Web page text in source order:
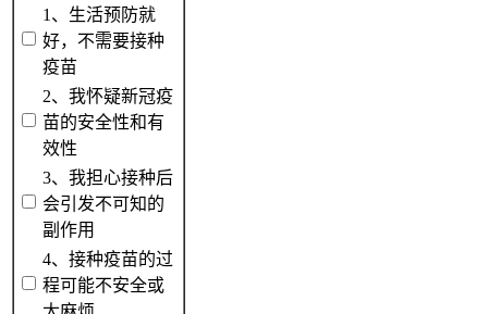
1、生活预防就
好，不需要接种
疫苗
2、我怀疑新冠疫
苗的安全性和有
效性
3、我担心接种后
会引发不可知的
副作用
4、接种疫苗的过
程可能不安全或